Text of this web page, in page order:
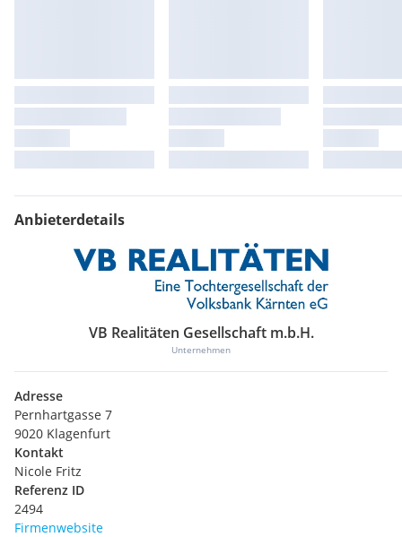
Anbieterdetails
VB Realitäten Gesellschaft m.b.H.
Unternehmen
Adresse
Pernhartgasse 7
9020 Klagenfurt
Kontakt
Nicole Fritz
Referenz ID
2494
Firmenwebsite